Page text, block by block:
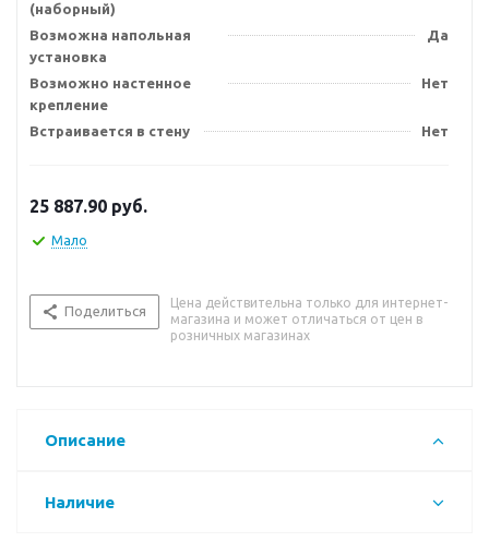
(наборный)
Возможна напольная
установка
Да
Возможно настенное
крепление
Нет
Встраивается в стену Нет
25 887.90 руб.
Мало
Поделиться
Цена действительна только для интернет-
магазина и может отличаться от цен в
розничных магазинах
Описание
Наличие